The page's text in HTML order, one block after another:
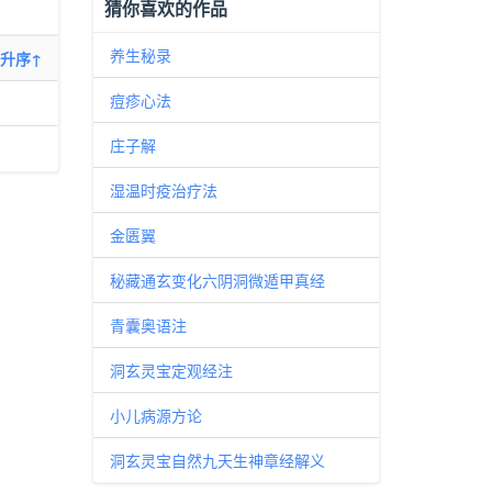
升序↑
猜你喜欢的作品
养生秘录
痘疹心法
庄子解
湿温时疫治疗法
金匮翼
秘藏通玄变化六阴洞微遁甲真经
青囊奥语注
洞玄灵宝定观经注
小儿病源方论
洞玄灵宝自然九天生神章经解义